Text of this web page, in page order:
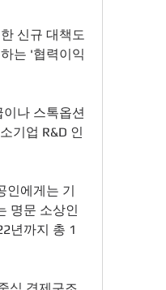
신규 대책도
는 '협력이익
나 스톡옵션
기업 R&D 인
인에게는 기
명문 소상인
년까지 총 1